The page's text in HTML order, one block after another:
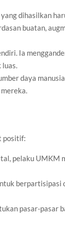
dihasilkan
buatan,
Ia
daya
positif:
pelaku UMKM
berpartisipasi
pasar-pasar